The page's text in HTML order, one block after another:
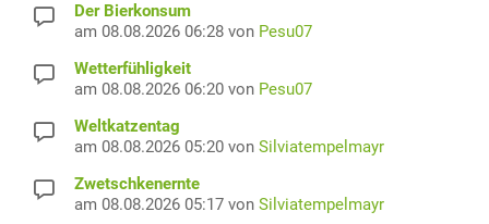
Der Bierkonsum
am 08.08.2026 06:28 von Pesu07
Wetterfühligkeit
am 08.08.2026 06:20 von Pesu07
Weltkatzentag
am 08.08.2026 05:20 von Silviatempelmayr
Zwetschkenernte
am 08.08.2026 05:17 von Silviatempelmayr